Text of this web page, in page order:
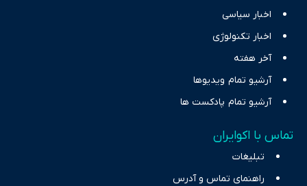
اخبار سیاسی
اخبار تکنولوژی
آخر هفته
آرشیو تمام ویدیوها
آرشیو تمام پادکست ها
تماس با اکوایران
تبلیغات
راهنمای تماس و آدرس